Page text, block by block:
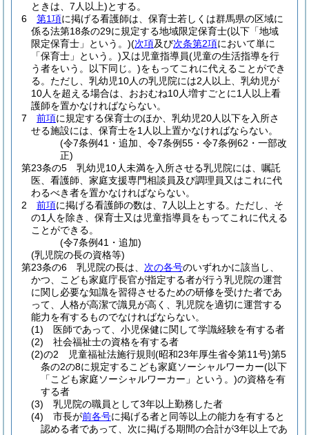
ときは、7人以上)とする。
6
第1項に掲げる看護師は、保育士若しくは群馬県の区域に
係る法第18条の29に規定する地域限定保育士(以下「地域
限定保育士」という。)(次項及び次条第2項において単に
「保育士」という。)又は児童指導員(児童の生活指導を行
う者をいう。以下同じ。)をもってこれに代えることができ
る。 ただし、乳幼児10人の乳児院には2人以上、乳幼児が
10人を超える場合は、おおむね10人増すごとに1人以上看
護師を置かなければならない。
7
前項に規定する保育士のほか、乳幼児20人以下を入所さ
せる施設には、保育士を1人以上置かなければならない。
(令7条例41・追加、令7条例55・令7条例62・一部改
正)
第23条の5
乳幼児10人未満を入所させる乳児院には、嘱託
医、看護師、家庭支援専門相談員及び調理員又はこれに代
わるべき者を置かなければならない。
2
前項に掲げる看護師の数は、7人以上とする。 ただし、そ
の1人を除き、保育士又は児童指導員をもってこれに代える
ことができる。
(令7条例41・追加)
(乳児院の長の資格等)
第23条の6
乳児院の長は、 次の各号のいずれかに該当し、
かつ、こども家庭庁長官が指定する者が行う乳児院の運営
に関し必要な知識を習得させるための研修を受けた者であ
って、人格が高潔で識見が高く、乳児院を適切に運営する
能力を有するものでなければならない。
(1)
医師であって、小児保健に関して学識経験を有する者
(2)
社会福祉士の資格を有する者
(2)の2
児童福祉法施行規則 (昭和23年厚生省令第11号)第5
条の2の8に規定するこども家庭ソーシャルワーカー(以下
「こども家庭ソーシャルワーカー」という。)の資格を有
する者
(3)
乳児院の職員として3年以上勤務した者
(4)
市長が前各号に掲げる者と同等以上の能力を有すると
認める者であって、次に掲げる期間の合計が3年以上であ